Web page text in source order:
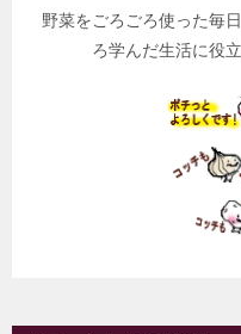
野菜をごろごろ使った毎
ろ学んだ生活に役